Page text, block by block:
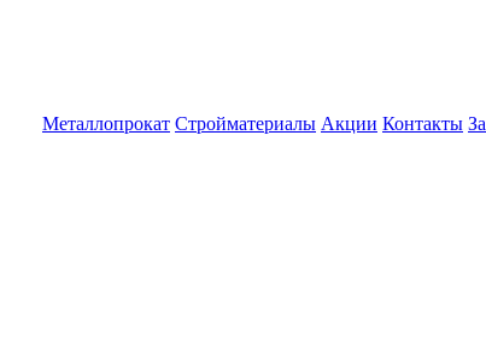
Металлопрокат Стройматериалы Акции Контакты